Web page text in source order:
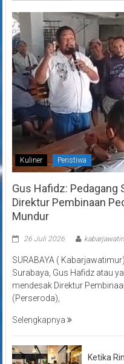
Kuliner Peristiwa
Gus Hafidz: Pedagang
Direktur Pembinaan
Mundur
26 Juli 2026
SURABAYA (
Surabaya, Gus Hafidz atau
mendesak Direktur
(Perseroda),
Selengkapnya
Ketika